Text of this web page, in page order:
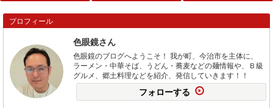
プロフィール
色眼鏡さん
色眼鏡のブログへようこそ！ 我が町、今治市を主体に、
ラーメン・中華そば、うどん・蕎麦などの麺情報や、Ｂ級
グルメ、郷土料理などを紹介、発信していきます！！
フォローする